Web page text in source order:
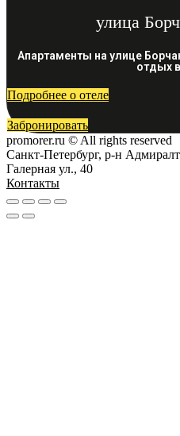
улица
Апартаменты на улице
отдых
Подробнее о отеле
Забронировать
promorer.ru © All rights reserved
Санкт-Петербург, р-н
Галерная ул., 40
Контакты